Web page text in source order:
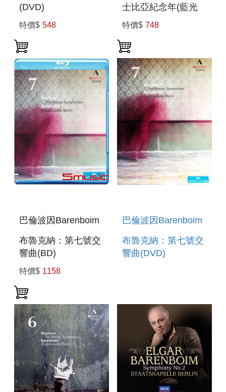
(DVD)
EUROPAKONZERT
2014 FROM BERLIN
特價$ 548
士比亞紀念年(藍光
BD)
EUROPAKONZERT
2014 FROM BERLIN
特價$ 748
巴倫波因Barenboim
布魯克納：第七號交
響曲(BD)
BRUCKNER:
特價$ 1158
巴倫波因Barenboim
布魯克納：第七號交
響曲(DVD)